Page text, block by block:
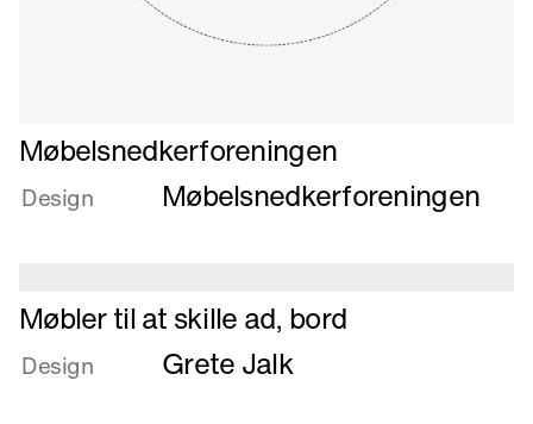
Læs
mere
om
Møbelsnedkerforeningen
Design Møbelsnedkerforeningen
Læs
mere
om
Møbler til at skille ad, bord
Design Grete Jalk